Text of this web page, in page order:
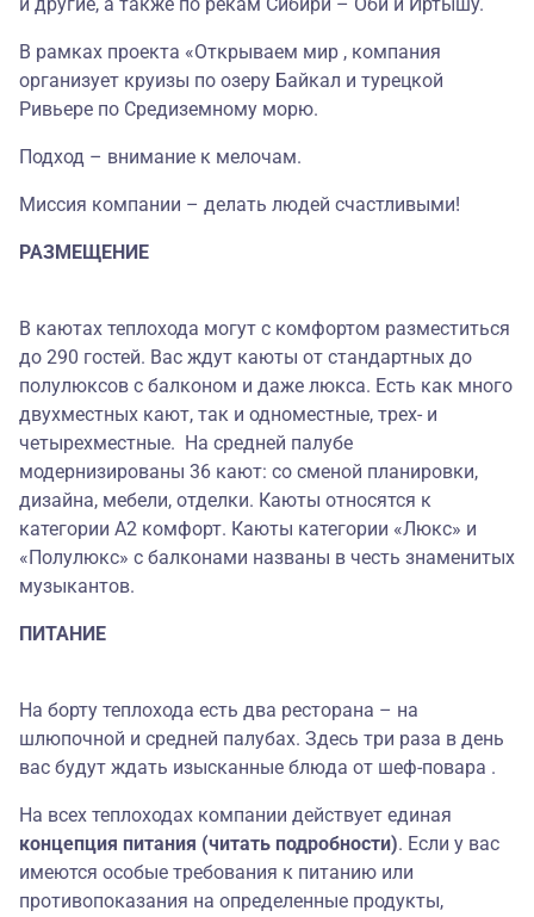
и другие, а также по рекам Сибири – Оби и Иртышу.
В рамках проекта «Открываем мир , компания
организует круизы по озеру Байкал и турецкой
Ривьере по Средиземному морю.
Подход – внимание к мелочам.
Миссия компании – делать людей счастливыми!
РАЗМЕЩЕНИЕ
В каютах теплохода могут с комфортом разместиться
до 290 гостей. Вас ждут каюты от стандартных до
полулюксов с балконом и даже люкса. Есть как много
двухместных кают, так и одноместные, трех- и
четырехместные. На средней палубе
модернизированы 36 кают: со сменой планировки,
дизайна, мебели, отделки. Каюты относятся к
категории А2 комфорт. Каюты категории «Люкс» и
«Полулюкс» с балконами названы в честь знаменитых
музыкантов.
ПИТАНИЕ
На борту теплохода есть два ресторана – на
шлюпочной и средней палубах. Здесь три раза в день
вас будут ждать изысканные блюда от шеф-повара .
На всех теплоходах компании действует единая
концепция питания (читать подробности). Если у вас
имеются особые требования к питанию или
противопоказания на определенные продукты,